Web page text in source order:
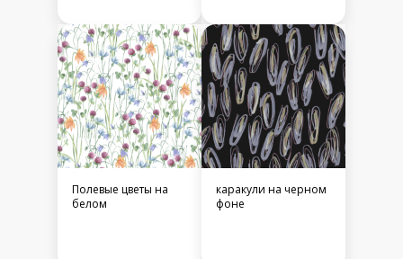
Полевые цветы на
белом
каракули на черном
фоне